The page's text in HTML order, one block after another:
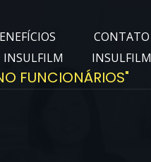
INSULFILM
CONTATO
INSULFILM
FUNCIONÁRIOS"